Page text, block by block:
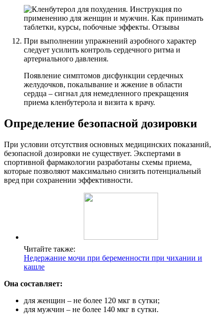
При выполнении упражнений аэробного характер
следует усилить контроль сердечного ритма и
артериального давления.
Появление симптомов дисфункции сердечных
желудочков, покалывание и жжение в области
сердца – сигнал для немедленного прекращения
приема кленбутерола и визита к врачу.
Определение безопасной дозировки
При условии отсутствия основных медицинских показаний,
безопасной дозировки не существует. Экспертами в
спортивной фармакологии разработаны схемы приема,
которые позволяют максимально снизить потенциальный
вред при сохранении эффективности.
Читайте также:
Недержание мочи при беременности при чихании и
кашле
Она составляет:
для женщин – не более 120 мкг в сутки;
для мужчин – не более 140 мкг в сутки.